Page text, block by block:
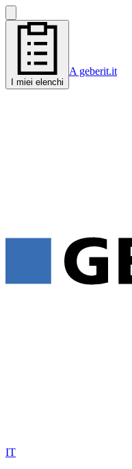
I miei elenchi
A geberit.it
IT